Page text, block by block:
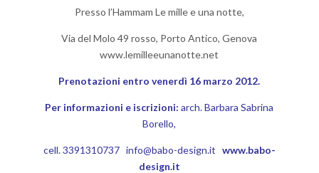
Presso l’Hammam Le mille e una notte,
Via del Molo 49 rosso, Porto Antico, Genova
www.lemilleeunanotte.net
Prenotazioni entro venerdì 16 marzo 2012.
Per informazioni e iscrizioni: arch. Barbara Sabrina
Borello,
cell. 3391310737 info@babo-design.it www.babo-
design.it